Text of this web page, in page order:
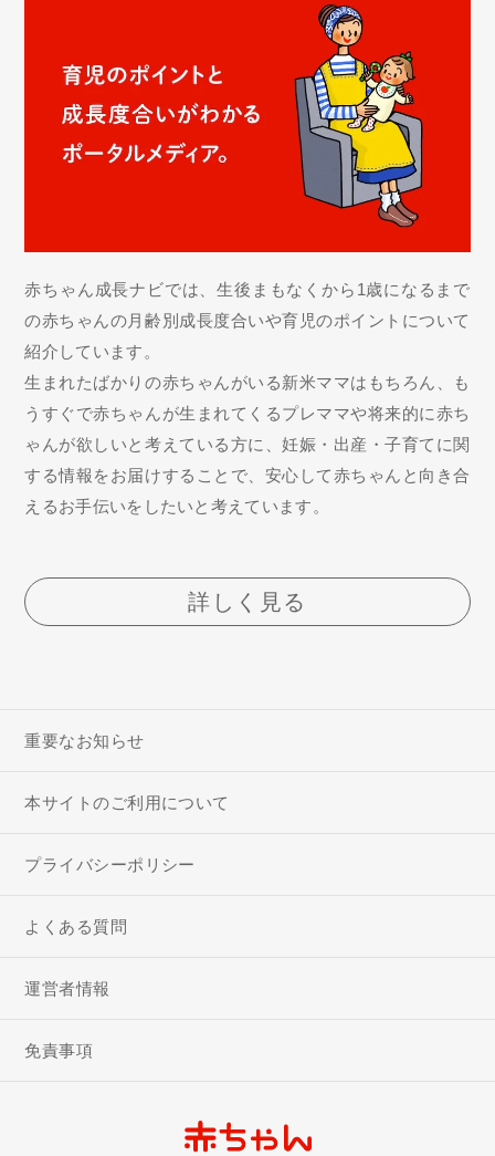
赤ちゃん成長ナビでは、生後まもなくから1歳になるまで
の赤ちゃんの月齢別成長度合いや育児のポイントについて
紹介しています。
生まれたばかりの赤ちゃんがいる新米ママはもちろん、も
うすぐで赤ちゃんが生まれてくるプレママや将来的に赤ち
ゃんが欲しいと考えている方に、妊娠・出産・子育てに関
する情報をお届けすることで、安心して赤ちゃんと向き合
えるお手伝いをしたいと考えています。
詳しく見る
重要なお知らせ
本サイトのご利用について
プライバシーポリシー
よくある質問
運営者情報
免責事項